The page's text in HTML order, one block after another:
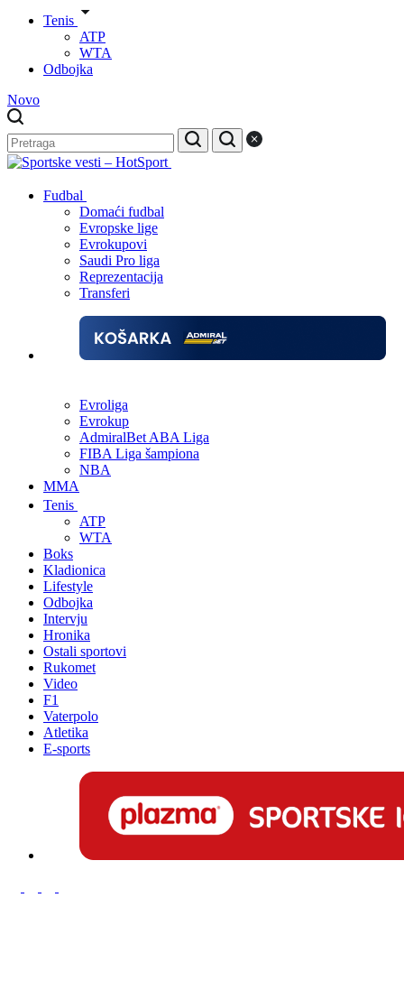
Tenis
ATP
WTA
Odbojka
Novo
Fudbal
Domaći fudbal
Evropske lige
Evrokupovi
Saudi Pro liga
Reprezentacija
Transferi
Evroliga
Evrokup
AdmiralBet ABA Liga
FIBA Liga šampiona
NBA
MMA
Tenis
ATP
WTA
Boks
Kladionica
Lifestyle
Odbojka
Intervju
Hronika
Ostali sportovi
Rukomet
Video
F1
Vaterpolo
Atletika
E-sports